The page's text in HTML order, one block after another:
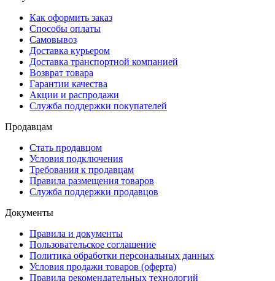
Как оформить заказ
Способы оплаты
Самовывоз
Доставка курьером
Доставка транспортной компанией
Возврат товара
Гарантии качества
Акции и распродажи
Служба поддержки покупателей
Продавцам
Стать продавцом
Условия подключения
Требования к продавцам
Правила размещения товаров
Служба поддержки продавцов
Документы
Правила и документы
Пользовательское соглашение
Политика обработки персональных данных
Условия продажи товаров (оферта)
Правила рекомендательных технологий